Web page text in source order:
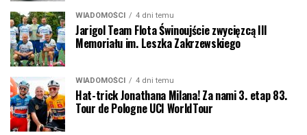
WIADOMOŚCI 4 dni temu
Jarigol Team Flota Świnoujście zwycięzcą III
Memoriału im. Leszka Zakrzewskiego
WIADOMOŚCI 4 dni temu
Hat-trick Jonathana Milana! Za nami 3. etap 83.
Tour de Pologne UCI WorldTour